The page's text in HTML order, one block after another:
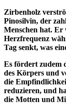
Zirbenholz
Pinosilvin, der
Menschen hat.
Herzfrequenz
Tag senkt, was
Es fördert zudem
des Körpers und
die
reduzieren, und
die Motten und